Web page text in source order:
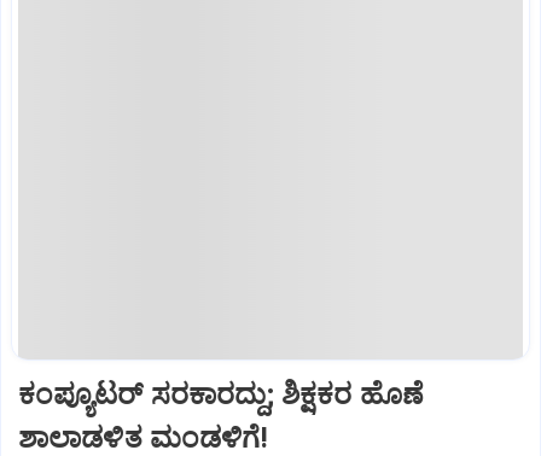
ಕಂಪ್ಯೂಟರ್‌ ಸರಕಾರದ್ದು; ಶಿಕ್ಷಕರ ಹೊಣೆ
ಶಾಲಾಡಳಿತ ಮಂಡಳಿಗೆ!